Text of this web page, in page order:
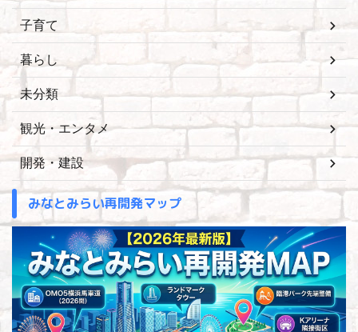
子育て
暮らし
未分類
観光・エンタメ
開発・建設
みなとみらい再開発マップ